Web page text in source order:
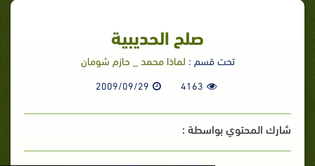
صلح الحديبية
تحت قسم : لماذا محمد _ حازم شومان
4163
2009/09/29
شارك المحتوي بواسطة :